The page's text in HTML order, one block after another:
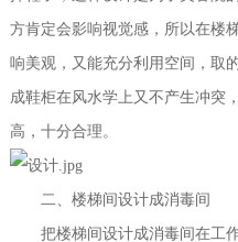
方肯定会影响视觉感，所以在楼
响美观，又能充分利用空间，取
成鞋柜在风水学上又不产生冲突
高，十分合理。
二、楼梯间设计成消毒间
把楼梯间设计成消毒间在工作